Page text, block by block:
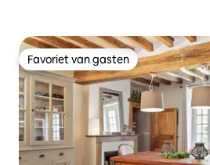
Favoriet van gasten
Favoriet van gasten